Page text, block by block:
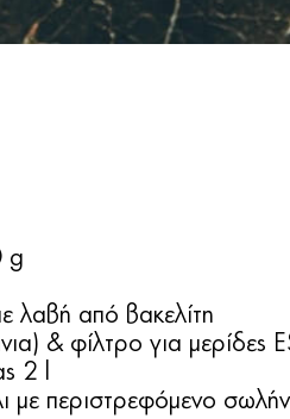
g
λαβή από βακελίτη
& φίλτρο για μερίδες
2 l
με περιστρεφόμενο